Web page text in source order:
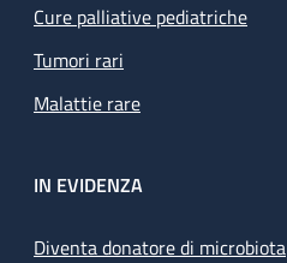
Cure palliative pediatriche
Tumori rari
Malattie rare
IN EVIDENZA
Diventa donatore di microbiota